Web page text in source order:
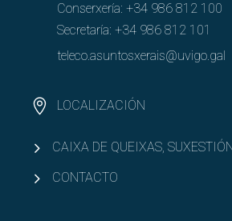
Conserxería: +34 986 812 100
Secretaría: +34 986 812 101
teleco.asuntosxerais@uvigo.gal
LOCALIZACIÓN
CAIXA DE QUEIXAS,
CONTACTO